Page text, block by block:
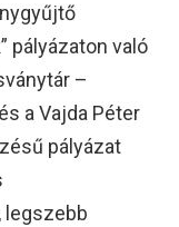
pályázaton való
–
a Vajda Péter
pályázat
legszebb